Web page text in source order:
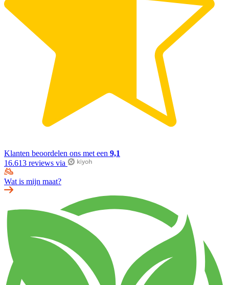
Klanten beoordelen ons met een 9,1
16.613 reviews via
Wat is mijn maat?